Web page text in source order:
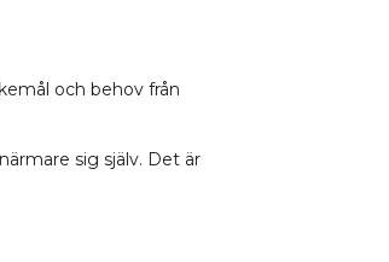
och behov från
sig själv. Det är